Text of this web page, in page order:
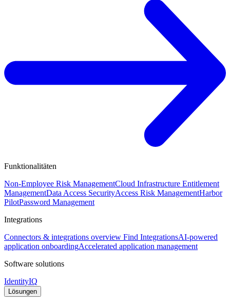
Funktionalitäten
Non-Employee Risk ManagementCloud Infrastructure Entitlement
ManagementData Access SecurityAccess Risk ManagementHarbor
PilotPassword Management
Integrations
Connectors & integrations overview Find IntegrationsAI-powered
application onboardingAccelerated application management
Software solutions
IdentityIQ
Lösungen